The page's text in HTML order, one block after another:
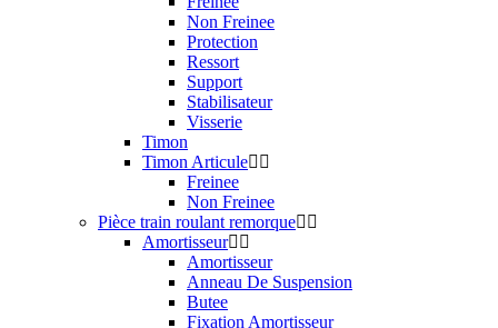
Non Freinee
Protection
Ressort
Support
Stabilisateur
Visserie
Timon
Timon Articule
Freinee
Non Freinee
Pièce train roulant remorque
Amortisseur
Amortisseur
Anneau De Suspension
Butee
Fixation Amortisseur